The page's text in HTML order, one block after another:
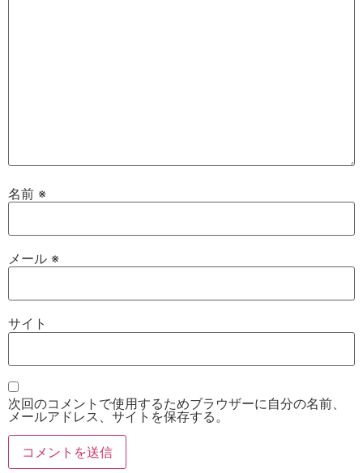
名前 ※
メール ※
サイト
次回のコメントで使用するためブラウザーに自分の名前、
メールアドレス、サイトを保存する。